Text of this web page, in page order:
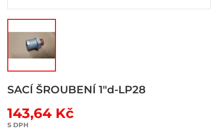
SACÍ ŠROUBENÍ 1"d-LP28
143,64 Kč
S DPH